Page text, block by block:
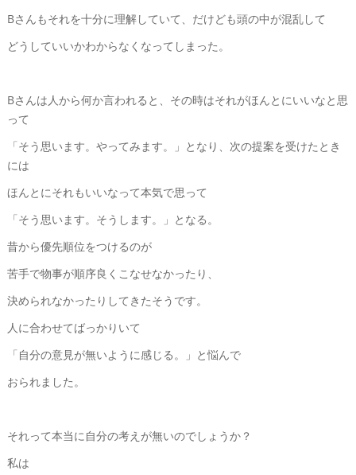
Bさんもそれを十分に理解していて、だけども頭の中が混乱して
どうしていいかわからなくなってしまった。
Bさんは人から何か言われると、その時はそれがほんとにいいなと思
って
「そう思います。やってみます。」となり、次の提案を受けたとき
には
ほんとにそれもいいなって本気で思って
「そう思います。そうします。」となる。
昔から優先順位をつけるのが
苦手で物事が順序良くこなせなかったり、
決められなかったりしてきたそうです。
人に合わせてばっかりいて
「自分の意見が無いように感じる。」と悩んで
おられました。
それって本当に自分の考えが無いのでしょうか？
私は